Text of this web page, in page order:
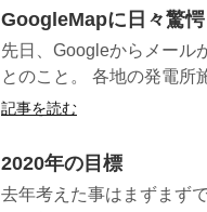
GoogleMapに日々驚愕
先日、Googleからメール
とのこと。 各地の発電所
記事を読む
2020年の目標
去年考えた事はまずまず